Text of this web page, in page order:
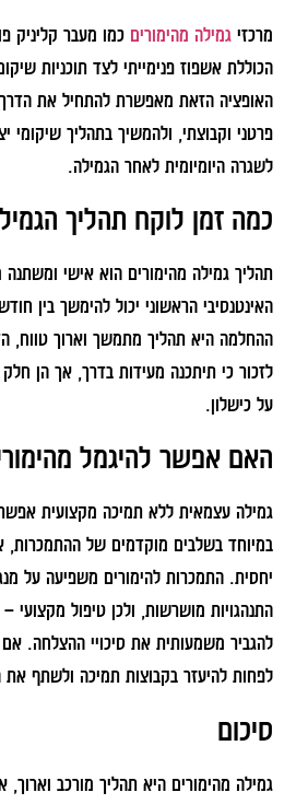
מרכזי גמילה מהימורים כמו מעבר קליניק
הכוללת אשפוז פנימייתי לצד תוכניות
האופציה הזאת מאפשרת להתחיל את הדרך
פרטני וקבוצתי, ולהמשיך בתהליך שיקומי
לשגרה היומיומית לאחר הגמילה.
כמה זמן לוקח תהליך
תהליך גמילה מהימורים הוא אישי
האינטנסיבי הראשוני יכול להימשך בין
ההחלמה היא תהליך מתמשך וארוך טווח,
לזכור כי תיתכנה מעידות בדרך, אך הן
על כישלון.
האם אפשר להיגמל
גמילה עצמאית ללא תמיכה מקצועית
במיוחד בשלבים מוקדמים של ההתמכרות,
יחסית. התמכרות להימורים משפיעה על
התנהגויות מושרשות, ולכן טיפול מקצועי –
להגביר משמעותית את סיכויי ההצלחה.
לפחות להיעזר בקבוצות תמיכה ולשתף את
סיכום
גמילה מהימורים היא תהליך מורכב וארוך,